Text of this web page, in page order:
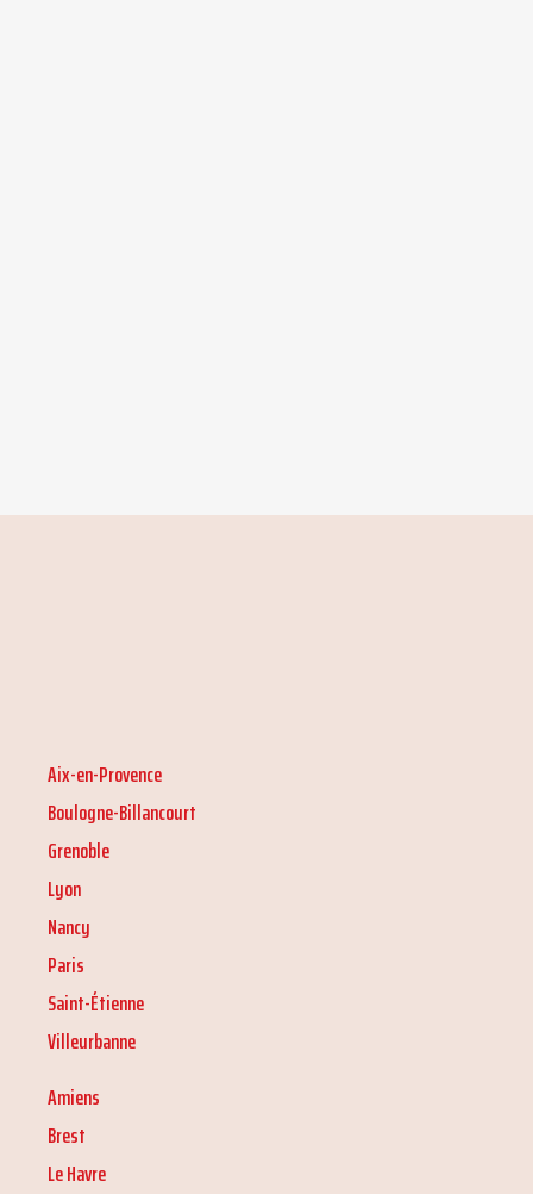
Aix-en-Provence
Boulogne-Billancourt
Grenoble
Lyon
Nancy
Paris
Saint-Étienne
Villeurbanne
Amiens
Brest
Le Havre